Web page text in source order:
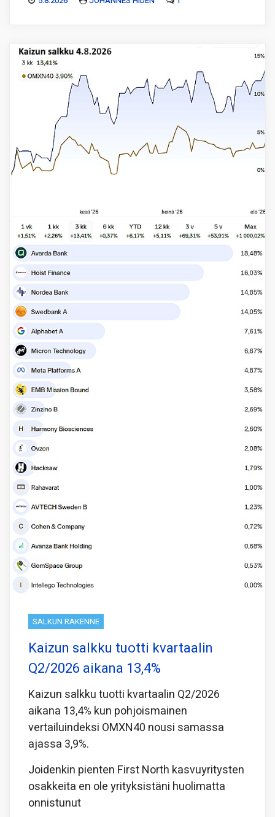
SALKUN RAKENNE
Kaizun salkku tuotti kvartaalin
Q2/2026 aikana 13,4%
Kaizun salkku tuotti kvartaalin Q2/2026
aikana 13,4% kun pohjoismainen
vertailuindeksi OMXN40 nousi samassa
ajassa 3,9%.
Joidenkin pienten First North kasvuyritysten
osakkeita en ole yrityksistäni huolimatta
onnistunut